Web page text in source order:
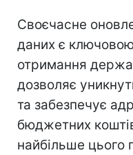
Своєчасне
даних є
отримання
дозволяє
та забезпечує
бюджетних
найбільше цього